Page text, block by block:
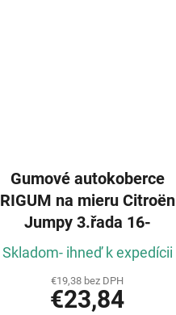
Gumové autokoberce
RIGUM na mieru Citroën
Jumpy 3.řada 16-
Skladom- ihneď k expedícii
€19,38 bez DPH
€23,84